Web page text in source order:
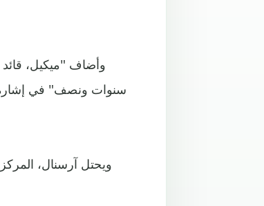
وأضاف "ميكيل،
سنوات ونصف" في إشارة